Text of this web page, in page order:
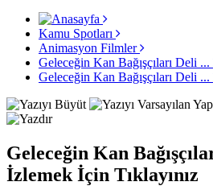
Kamu Spotları
Animasyon Filmler
Geleceğin Kan Bağışçıları Deli ...
Geleceğin Kan Bağışçıları Deli ...
Geleceğin Kan
İzlemek İçin Tıklayınız